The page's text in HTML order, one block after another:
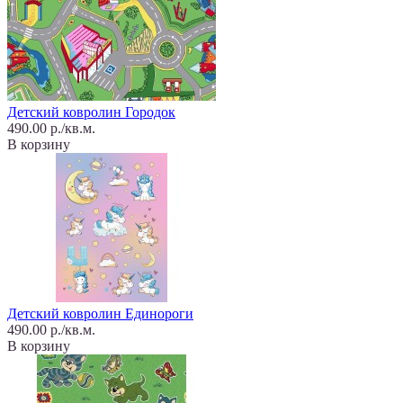
Детский ковролин Городок
490.00 р./кв.м.
В корзину
Детский ковролин Единороги
490.00 р./кв.м.
В корзину